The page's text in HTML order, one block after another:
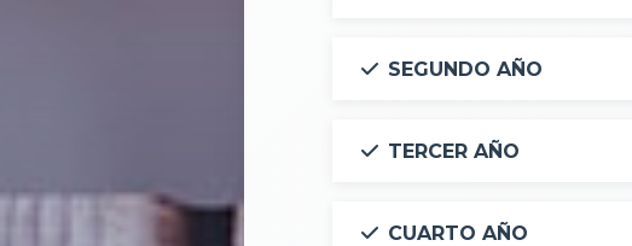
SEGUNDO AÑO
TERCER AÑO
CUARTO AÑO